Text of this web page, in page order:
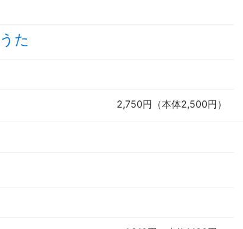
た
2,750円（本体2,500円）